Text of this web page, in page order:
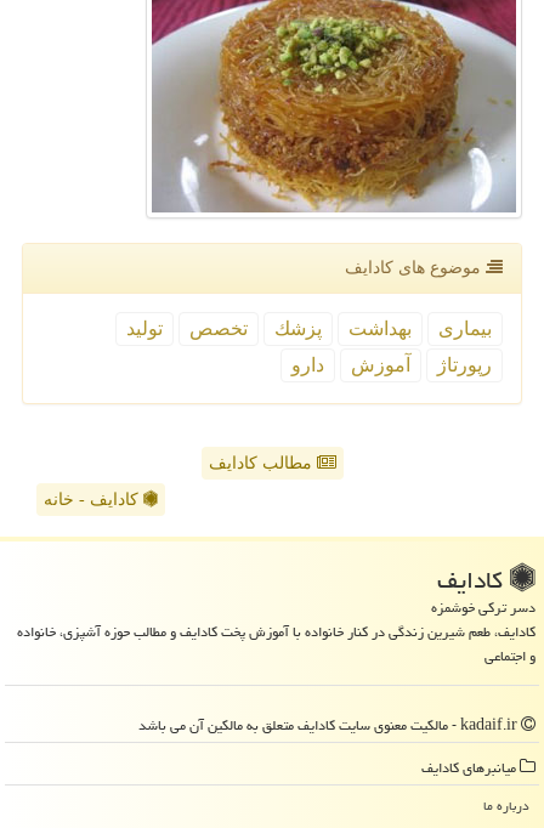
موضوع های كادایف
بیماری بهداشت پزشك تخصص
تولید
رپورتاژ
آموزش دارو
مطالب کادایف
کادایف - خانه
كادایف
دسر ترکی خوشمزه
کادایف، طعم شیرین زندگی در کنار خانواده با آموزش پخت کادایف و مطالب حوزه آشپزی، خانواده
و اجتماعی
میانبرهای كادایف
درباره ما